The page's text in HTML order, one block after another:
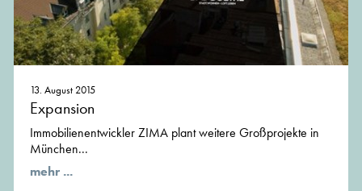
13. August 2015
Expansion
Immobilienentwickler ZIMA plant weitere Großprojekte in
München...
mehr ...